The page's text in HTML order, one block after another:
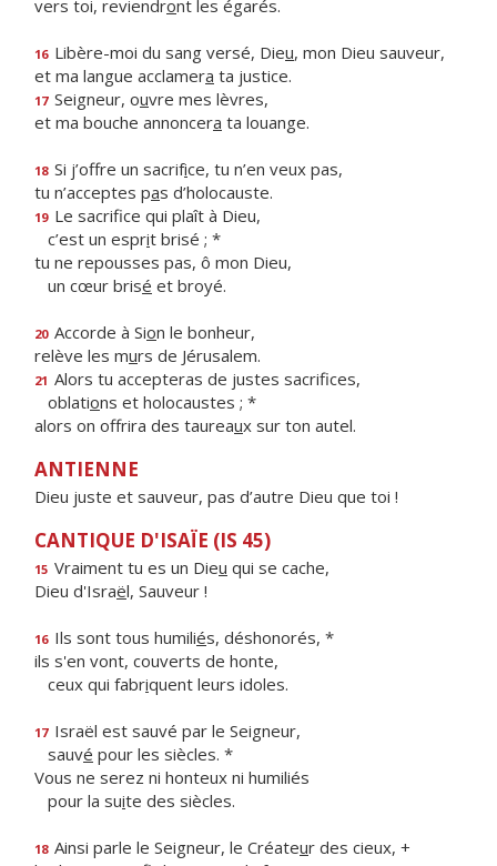
vers toi, reviendront les égarés.
16 Libère-moi du sang versé, Dieu, mon Dieu sauveur,
et ma langue acclamera ta justice.
17 Seigneur, ouvre mes lèvres,
et ma bouche annoncera ta louange.
18 Si j’offre un sacrifice, tu n’en veux pas,
tu n’acceptes pas d’holocauste.
19 Le sacrifice qui plaît à Dieu,
c’est un esprit brisé ; *
tu ne repousses pas, ô mon Dieu,
un cœur brisé et broyé.
20 Accorde à Sion le bonheur,
relève les murs de Jérusalem.
21 Alors tu accepteras de justes sacrifices,
oblations et holocaustes ; *
alors on offrira des taureaux sur ton autel.
ANTIENNE
Dieu juste et sauveur, pas d’autre Dieu que toi !
CANTIQUE D'ISAÏE (IS 45)
15 Vraiment tu es un Dieu qui se cache,
Dieu d'Israël, Sauveur !
16 Ils sont tous humiliés, déshonorés, *
ils s'en vont, couverts de honte,
ceux qui fabriquent leurs idoles.
17 Israël est sauvé par le Seigneur,
sauvé pour les siècles. *
Vous ne serez ni honteux ni humiliés
pour la suite des siècles.
18 Ainsi parle le Seigneur, le Créateur des cieux, +